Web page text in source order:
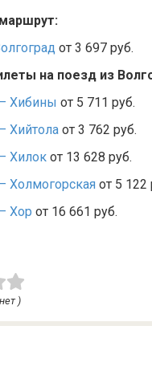
от 3 697 руб.
на поезд из
Хибины от 5 711 руб.
Хийтола от 3 762 руб.
Хилок от 13 628 руб.
Холмогорская от 5 122
Хор от 16 661 руб.
)